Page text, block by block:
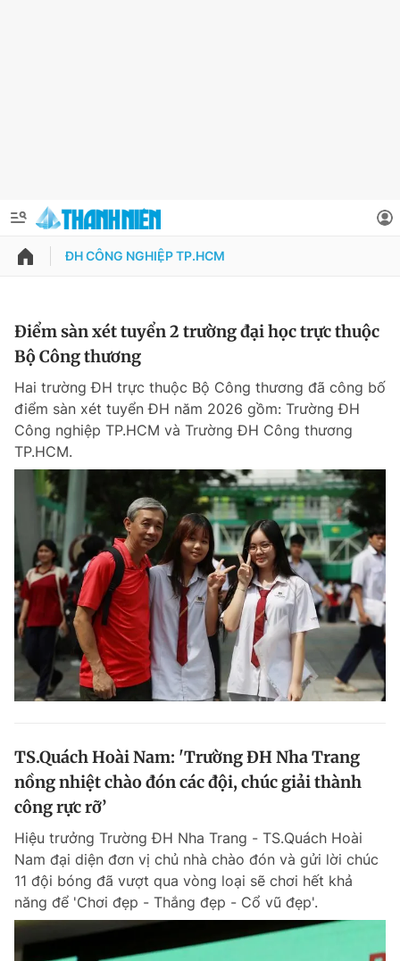
QUẢNG CÁO ĐẶT BÁO
Chuyên mục khác
Chào ngày mới
Tin thị trường Tin 360
Video Magazine
Sản phẩm khác
Tiện ích Bạn cần biết
Đọc Thanh Niên trên điện thoại
Thông tin tài khoản
Đổi mật khẩu
Tin đã lưu
Tin đã xem
Đăng xuất
ĐH CÔNG NGHIỆP TP.HCM
Điểm sàn xét tuyển 2 trường đại học trực thuộc
Bộ Công thương
Hai trường ĐH trực thuộc Bộ Công thương đã công bố
điểm sàn xét tuyển ĐH năm 2026 gồm: Trường ĐH
Công nghiệp TP.HCM và Trường ĐH Công thương
TP.HCM.
TS.Quách Hoài Nam: 'Trường ĐH Nha Trang
nồng nhiệt chào đón các đội, chúc giải thành
công rực rỡ’
Hiệu trưởng Trường ĐH Nha Trang - TS.Quách Hoài
Nam đại diện đơn vị chủ nhà chào đón và gửi lời chúc
11 đội bóng đã vượt qua vòng loại sẽ chơi hết khả
năng để 'Chơi đẹp - Thắng đẹp - Cổ vũ đẹp'.